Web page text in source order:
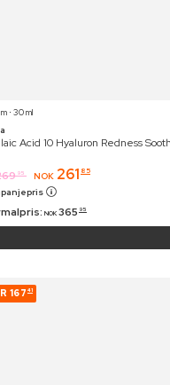
⋅ 30 ml
Acid 10 Hyaluron Redness
95 NOK 261 85
NOK 365 95
167 41